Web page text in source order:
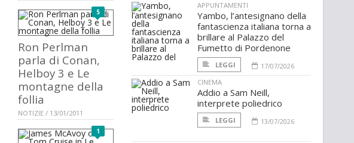
5
Ron Perlman
parla di Conan,
Helboy 3 e Le
montagne della
follia
NOTIZIE / 13/01/2011
1
APPUNTAMENTI
Yambo, l’antesignano della
fantascienza italiana torna a
brillare al Palazzo del
Fumetto di Pordenone
LEGGI
17/07/2026
CINEMA
Addio a Sam Neill,
interprete poliedrico
LEGGI 13/07/2026